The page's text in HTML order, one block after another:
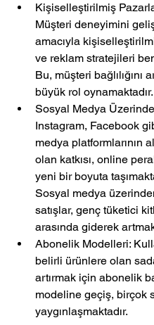
Kişiselleştirilmiş
Müşteri deneyimini
amacıyla
ve reklam stratejileri
Bu, müşteri bağlılığını
büyük rol oynamaktadır.
Sosyal Medya
Instagram, Facebook
medya platformlarının
olan katkısı, online
yeni bir boyuta
Sosyal medya
satışlar, genç tüketici
arasında giderek
Abonelik Modelleri:
belirli ürünlere olan
artırmak için abonelik
modeline geçiş, birçok
yaygınlaşmaktadır.